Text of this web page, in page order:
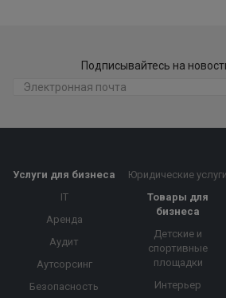
Подписывайтесь на
Услуги для бизнеса
IT
Аренда
Аудит
Аутсорсинг
Безопасность
Юридические услуги
Товары для
бизнеса
Детские и
спортивные
площадки
Интерьер